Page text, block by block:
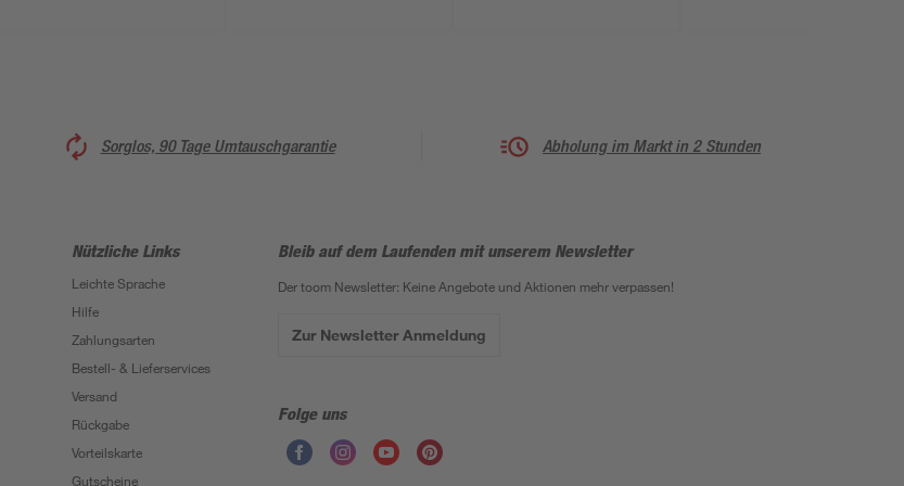
Sorglos, 90 Tage Umtauschgarantie Abholung im Markt in 2 Stunden
Nützliche Links
Leichte Sprache
Hilfe
Zahlungsarten
Bestell- & Lieferservices
Versand
Rückgabe
Vorteilskarte
Gutscheine
Bleib auf dem Laufenden mit unserem Newsletter
Der toom Newsletter: Keine Angebote und Aktionen mehr verpassen!
Zur Newsletter Anmeldung
Folge uns